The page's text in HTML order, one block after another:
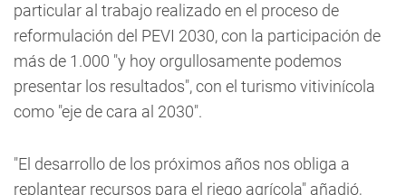
particular al trabajo realizado en el proceso de
reformulación del PEVI 2030, con la participación de
más de 1.000 "y hoy orgullosamente podemos
presentar los resultados", con el turismo vitivinícola
como "eje de cara al 2030".
"El desarrollo de los próximos años nos obliga a
replantear recursos para el riego agrícola" añadió,